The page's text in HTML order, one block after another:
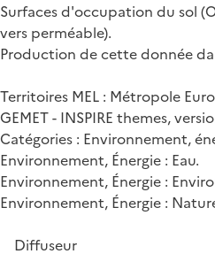
Surfaces d'occupation du sol
vers perméable).
Production de cette donnée
Territoires MEL : Métropole
GEMET - INSPIRE themes,
Catégories : Environnement,
Environnement, Énergie : Eau.
Environnement, Énergie :
Environnement, Énergie :
Diffuseur